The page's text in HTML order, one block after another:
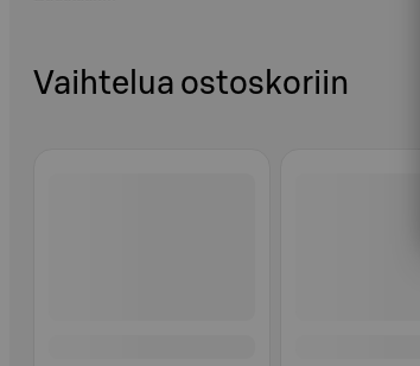
Vaihtelua ostoskoriin